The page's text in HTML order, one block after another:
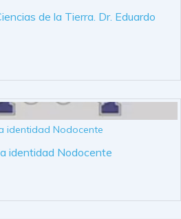
de la Tierra. Dr. Eduardo
identidad Nodocente